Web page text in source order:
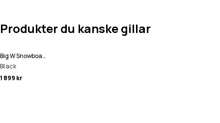
Produkter du kanske gillar
Big W Snowboardbyxa Kvinna
Black
1 899 kr